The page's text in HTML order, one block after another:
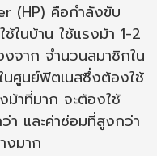
คือกำลังขับ
ในบ้าน ใช้แรงม้า 1-2
จาก จำนวนสมาชิกใน
นศูนย์ฟิตเนสซึ่งต้องใช้
ม้าที่มาก จะต้องใช้
า และค่าซ่อมที่สูงกว่า
งมาก